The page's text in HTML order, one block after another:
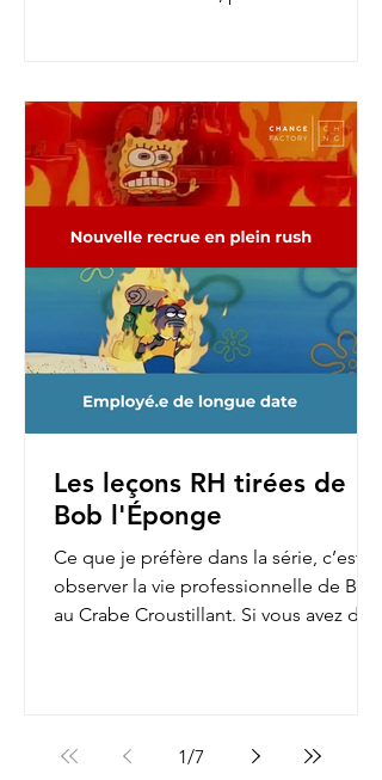
Les leçons RH tirées de
Bob l'Éponge
Ce que je préfère dans la série, c’est
observer la vie professionnelle de Bob
au Crabe Croustillant. Si vous avez déjà
1/7